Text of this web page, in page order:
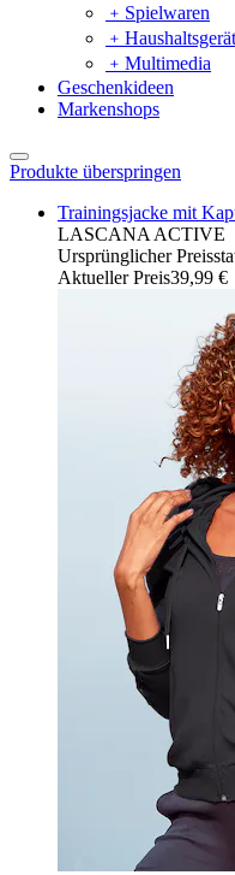
﹢ Spielwaren
﹢
﹢ Multimedia
Geschenkideen
Markenshops
Produkte überspringen
Trainingsjacke mit
LASCANA ACTIVE
Ursprünglicher Preis
Aktueller Preis39,99 €